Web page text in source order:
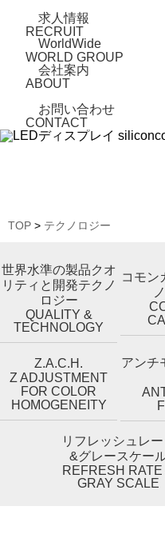
求人情報
RECRUIT
WorldWide
WORLD GROUP
会社案内
ABOUT
お問い合わせ
CONTACT
TOP > テクノロジー
世界水準の製品クオ
リティと開発テクノ
ロジー
QUALITY &
TECHNOLOGY
コモン
Z.A.C.H.
Z ADJUSTMENT
FOR COLOR
HOMOGENEITY
アンチ
リフレッシュレー
&グレースケー
REFRESH RATE
GRAY SCALE